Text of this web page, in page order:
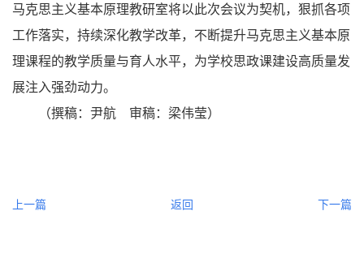
马克思主义基本原理教研室将以此次会议为契机，狠抓各项
工作落实，持续深化教学改革，不断提升马克思主义基本原
理课程的教学质量与育人水平，为学校思政课建设高质量发
展注入强劲动力。
（撰稿：尹航 审稿：梁伟莹）
上一篇 返回 下一篇